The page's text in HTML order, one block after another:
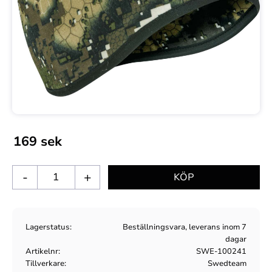
169 sek
+
-
Lagerstatus
Beställningsvara, leverans inom 7
dagar
Artikelnr
SWE-100241
Tillverkare
Swedteam